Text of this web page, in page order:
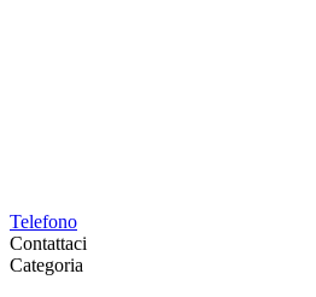
Telefono
Contattaci
Categoria